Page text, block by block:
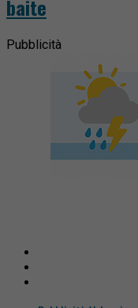
baite
Pubblicità